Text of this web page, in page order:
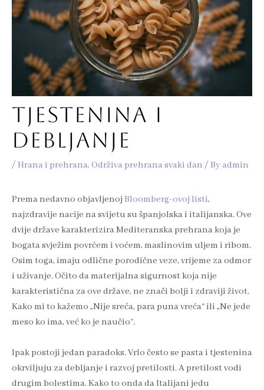
TJESTENINA I
DEBLJANJE
/Hrana i prehrana, Održiva prehrana svaki dan / Byadmin
Prema nedavno objavljenoj Bloomberg-ovoj listi,
najzdravije nacije na svijetu su španjolska i italijanska. Ove
dvije države karakterizira Mediteranska prehrana koja je
bogata svježim povrćem i voćem, maslinovim uljem i ribom.
Osim toga, imaju odlične porodične veze, vrijeme za odmor
i uživanje. Očito da materijalna sigurnost koja nije
karakteristična za ove države, ne znači bolji i zdraviji život.
Kako mi to kažemo „Nije sreća, para puna vreća“ ili „Ne jede
meso ko ima, već ko je naučio“.
Ipak postoji jedan paradoks. Vrlo često se pasta i tjestenina
okrviljuju za debljanje i razvoj pretilosti. A pretilost vodi
drugim bolestima. Kako to onda da Italijani jedu